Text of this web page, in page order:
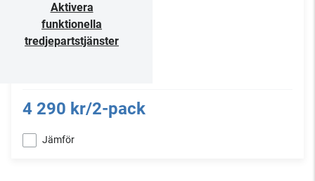
Aktivera
funktionella
tredjepartstjänster
4 290 kr/2-pack
Jämför